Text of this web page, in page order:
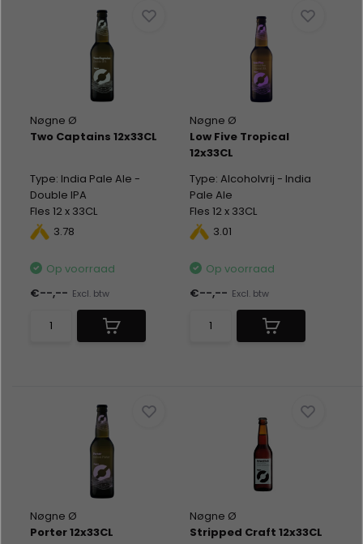
Nøgne Ø
Two Captains 12x33CL
Type: India Pale Ale -
Double IPA
Fles 12 x 33CL
Alc %: 8,50
3.78
Op voorraad
€--,-- Excl. btw
Nøgne Ø
Low Five Tropical
12x33CL
Type: Alcoholvrij - India
Pale Ale
Fles 12 x 33CL
Alc %: 0,50
3.01
Op voorraad
€--,-- Excl. btw
Nøgne Ø
Porter 12x33CL
Nøgne Ø
Stripped Craft 12x33CL